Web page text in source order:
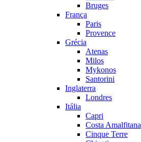
Bruges
França
Paris
Provence
Grécia
Atenas
Milos
Mykonos
Santorini
Inglaterra
Londres
Itália
Capri
Costa Amalfitana
Cinque Terre